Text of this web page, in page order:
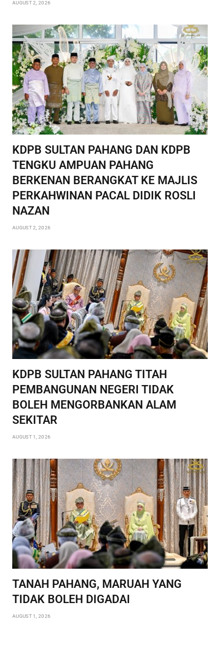
AUGUST 2, 2026
KDPB SULTAN PAHANG DAN KDPB
TENGKU AMPUAN PAHANG
BERKENAN BERANGKAT KE MAJLIS
PERKAHWINAN PACAL DIDIK ROSLI
NAZAN
AUGUST 2, 2026
KDPB SULTAN PAHANG TITAH
PEMBANGUNAN NEGERI TIDAK
BOLEH MENGORBANKAN ALAM
SEKITAR
AUGUST 1, 2026
TANAH PAHANG, MARUAH YANG
TIDAK BOLEH DIGADAI
AUGUST 1, 2026